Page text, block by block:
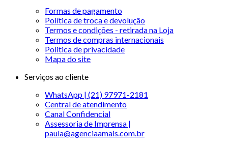
Formas de pagamento
Política de troca e devolução
Termos e condições - retirada na Loja
Termos de compras internacionais
Politica de privacidade
Mapa do site
Serviços ao cliente
WhatsApp | (21) 97971-2181
Central de atendimento
Canal Confidencial
Assessoria de Imprensa |
paula@agenciaamais.com.br